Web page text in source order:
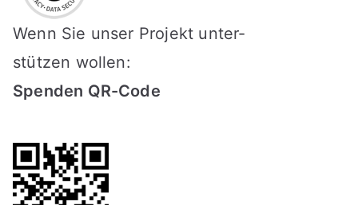
Wenn Sie unser Projekt unter-
stützen wollen:
Spenden QR-Code